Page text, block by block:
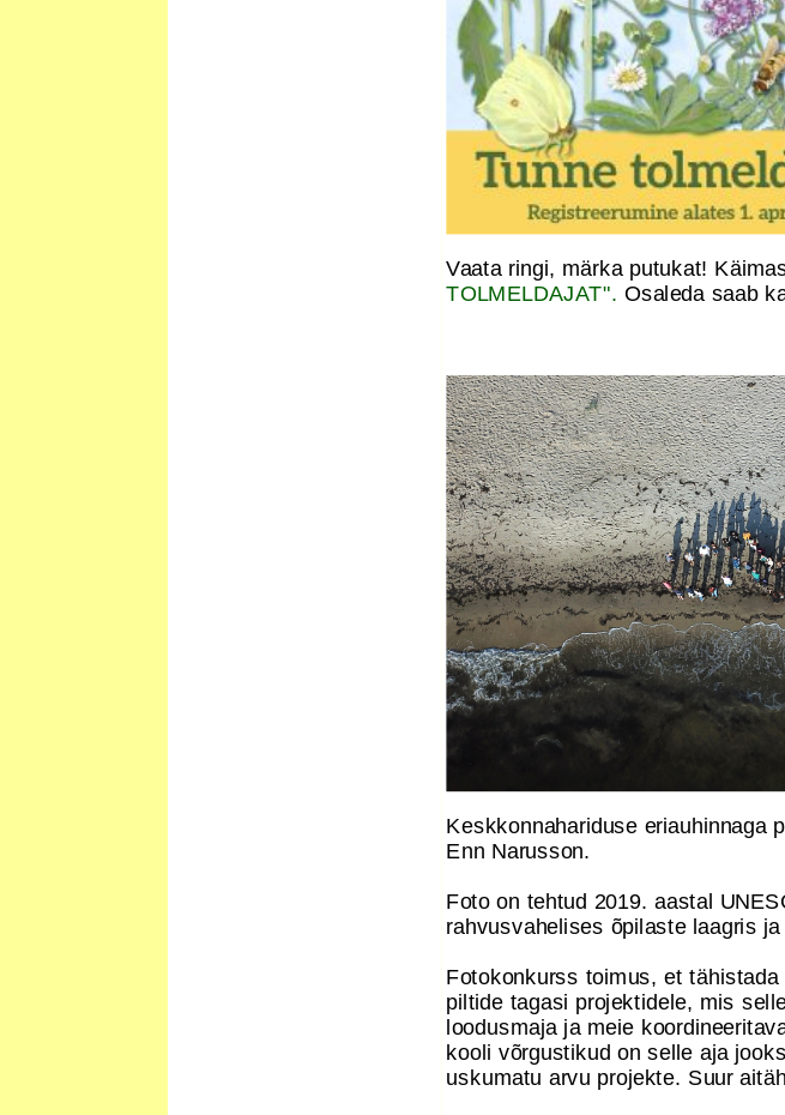
Vaata ringi, märka putukat!
TOLMELDAJAT". Osaleda saab
Keskkonnahariduse eriauhinnaga
Enn Narusson.
Foto on tehtud 2019. aastal
rahvusvahelises õpilaste laagris
Fotokonkurss toimus, et
piltide tagasi projektidele, mis
loodusmaja ja meie
kooli võrgustikud on selle aja
uskumatu arvu projekte. Suur